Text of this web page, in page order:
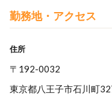
勤務地・アクセス
住所
〒192-0032
東京都八王子市石川町